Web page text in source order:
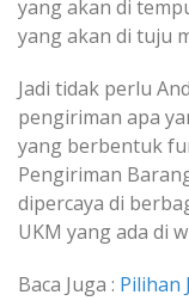
yang akan di
yang akan di tuju
Jadi tidak perlu
pengiriman apa
yang berbentuk
Pengiriman
dipercaya di
UKM yang ada di
Baca Juga : Pilihan